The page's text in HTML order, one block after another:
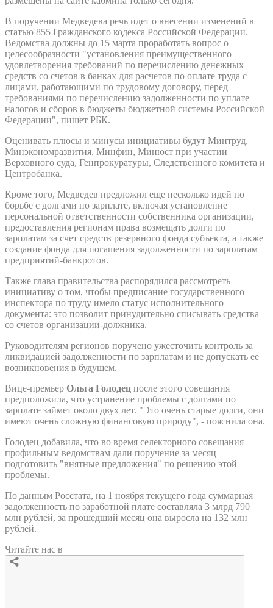
В поручении Медведева речь идет о внесении изменений в
статью 855 Гражданского кодекса Российской Федерации.
Ведомства должны до 15 марта проработать вопрос о
целесообразности "​установления преимущественного
удовлетворения требований по перечислению денежных
средств со счетов в банках для расчетов по оплате труда с
лицами, работающими по трудовому договору, перед
требованиями по перечислению задолженности по уплате
налогов и сборов в бюджеты бюджетной системы Российской
Федерации", пишет РБК.
Оценивать плюсы и минусы инициативы будут Минтруд,
Минэкономразвития, Минфин, Минюст при участии
Верховного суда, Генпрокуратуры, Следственного комитета и
Центробанка.
Кроме того, Медведев предложил еще несколько идей по
борьбе с долгами по зарплате, включая установление
персональной ответственности собственника организации,
предоставления регионам права возмещать долги по
зарплатам за счет средств резервного фонда субъекта, а также
создание фонда для погашения задолженности по зарплатам
предприятий-банкротов.
Также глава правительства распорядился рассмотреть
инициативу о том, чтобы предписание государственного
инспектора по труду имело статус исполнительного
документа: это позволит принудительно списывать средства
со счетов организации-должника.
Руководителям регионов поручено ужесточить контроль за
ликвидацией задолженности по зарплатам и не допускать ее
возникновения в будущем.
Вице-премьер Ольга Голодец после этого совещания
предположила, что устранение проблемы с долгами по
зарплате займет около двух лет. "Это очень старые долги, они
имеют очень сложную финансовую природу", - пояснила она.
Голодец добавила, что во время селекторного совещания
профильным ведомствам дали поручение за месяц
подготовить "внятные предложения" по решению этой
проблемы.
По данным Росстата, на 1 ноября текущего года суммарная
задолженность по заработной плате составляла 3 млрд 790
млн рублей, за прошедший месяц она выросла на 132 млн
рублей.
Читайте нас в